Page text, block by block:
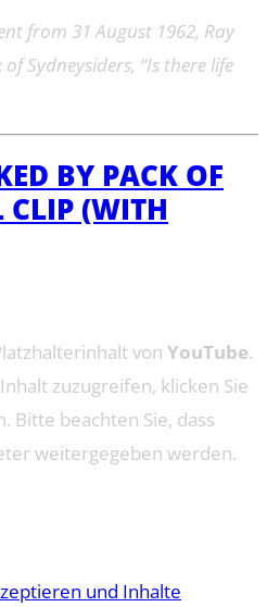
from 31 August 1962, Ray
Sydneysiders, “Is there life
BY PACK OF
CLIP (WITH
von YouTube.
zuzugreifen, klicken Sie
Bitte beachten Sie, dass
weitergegeben werden.
und Inhalte